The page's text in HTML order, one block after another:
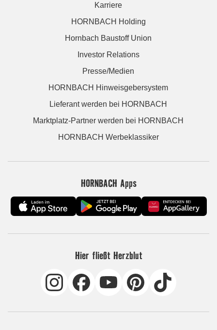
Karriere
HORNBACH Holding
Hornbach Baustoff Union
Investor Relations
Presse/Medien
HORNBACH Hinweisgebersystem
Lieferant werden bei HORNBACH
Marktplatz-Partner werden bei HORNBACH
HORNBACH Werbeklassiker
HORNBACH Apps
Hier fließt Herzblut